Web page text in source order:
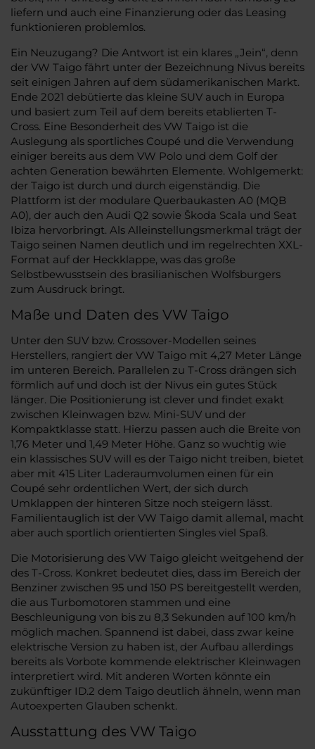
liefern und auch eine Finanzierung oder das Leasing
funktionieren problemlos.
Ein Neuzugang? Die Antwort ist ein klares „Jein“, denn
der VW Taigo fährt unter der Bezeichnung Nivus bereits
seit einigen Jahren auf dem südamerikanischen Markt.
Ende 2021 debütierte das kleine SUV auch in Europa
und basiert zum Teil auf dem bereits etablierten T-
Cross. Eine Besonderheit des VW Taigo ist die
Auslegung als sportliches Coupé und die Verwendung
einiger bereits aus dem VW Polo und dem Golf der
achten Generation bewährten Elemente. Wohlgemerkt:
der Taigo ist durch und durch eigenständig. Die
Plattform ist der modulare Querbaukasten A0 (MQB
A0), der auch den Audi Q2 sowie Škoda Scala und Seat
Ibiza hervorbringt. Als Alleinstellungsmerkmal trägt der
Taigo seinen Namen deutlich und im regelrechten XXL-
Format auf der Heckklappe, was das große
Selbstbewusstsein des brasilianischen Wolfsburgers
zum Ausdruck bringt.
Maße und Daten des VW Taigo
Unter den SUV bzw. Crossover-Modellen seines
Herstellers, rangiert der VW Taigo mit 4,27 Meter Länge
im unteren Bereich. Parallelen zu T-Cross drängen sich
förmlich auf und doch ist der Nivus ein gutes Stück
länger. Die Positionierung ist clever und findet exakt
zwischen Kleinwagen bzw. Mini-SUV und der
Kompaktklasse statt. Hierzu passen auch die Breite von
1,76 Meter und 1,49 Meter Höhe. Ganz so wuchtig wie
ein klassisches SUV will es der Taigo nicht treiben, bietet
aber mit 415 Liter Laderaumvolumen einen für ein
Coupé sehr ordentlichen Wert, der sich durch
Umklappen der hinteren Sitze noch steigern lässt.
Familientauglich ist der VW Taigo damit allemal, macht
aber auch sportlich orientierten Singles viel Spaß.
Die Motorisierung des VW Taigo gleicht weitgehend der
des T-Cross. Konkret bedeutet dies, dass im Bereich der
Benziner zwischen 95 und 150 PS bereitgestellt werden,
die aus Turbomotoren stammen und eine
Beschleunigung von bis zu 8,3 Sekunden auf 100 km/h
möglich machen. Spannend ist dabei, dass zwar keine
elektrische Version zu haben ist, der Aufbau allerdings
bereits als Vorbote kommende elektrischer Kleinwagen
interpretiert wird. Mit anderen Worten könnte ein
zukünftiger ID.2 dem Taigo deutlich ähneln, wenn man
Autoexperten Glauben schenkt.
Ausstattung des VW Taigo